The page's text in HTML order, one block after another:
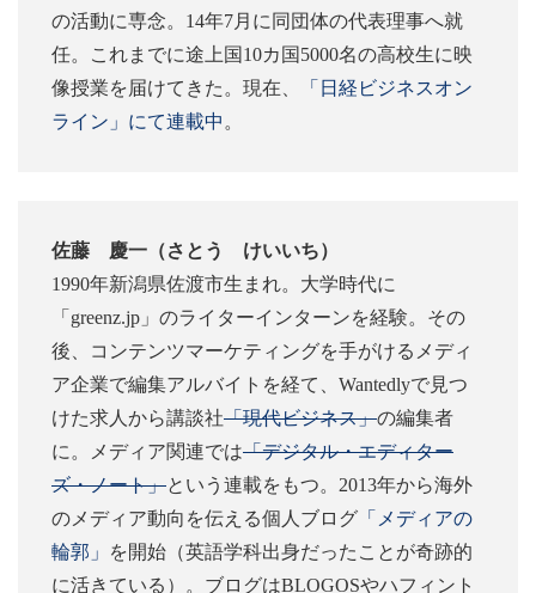
の活動に専念。14年7月に同団体の代表理事へ就
任。これまでに途上国10カ国5000名の高校生に映
像授業を届けてきた。現在、
「日経ビジネスオン
ライン」にて連載中 。
佐藤 慶一（さとう けいいち）
1990年新潟県佐渡市生まれ。大学時代に
「greenz.jp」のライターインターンを経験。その
後、コンテンツマーケティングを手がけるメディ
ア企業で編集アルバイトを経て、Wantedlyで見つ
けた求人から講談社「現代ビジネス」の編集者
に。メディア関連では「デジタル・エディター
ズ・ノート」という連載をもつ。2013年から海外
のメディア動向を伝える個人ブログ 「メディアの
輪郭」
を開始（英語学科出身だったことが奇跡的
に活きている）。ブログはBLOGOSやハフィント